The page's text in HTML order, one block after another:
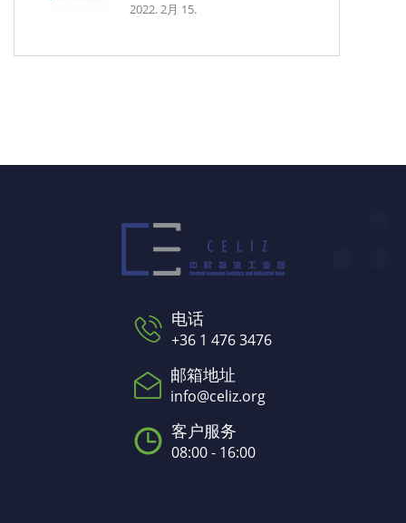
2022. 2月 15.
电话
+36 1 476 3476
邮箱地址
info@celiz.org
客户服务
08:00 - 16:00